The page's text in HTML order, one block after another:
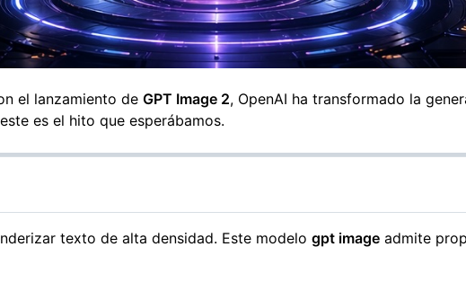
el lanzamiento de GPT Image 2, OpenAI ha transformado la
es el hito que esperábamos.
texto de alta densidad. Este modelo gpt image admite